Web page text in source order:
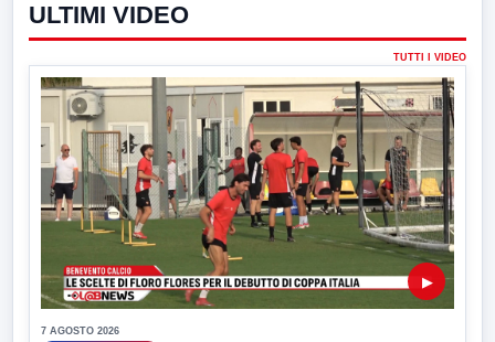
ULTIMI VIDEO
TUTTI I VIDEO
▶
7 AGOSTO 2026